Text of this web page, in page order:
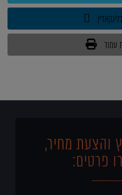
עמוד
והצעת מחיר,
פרטים: